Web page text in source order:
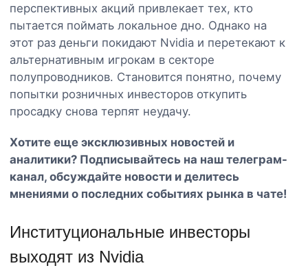
перспективных акций привлекает тех, кто
пытается поймать локальное дно. Однако на
этот раз деньги покидают Nvidia и перетекают к
альтернативным игрокам в секторе
полупроводников. Становится понятно, почему
попытки розничных инвесторов откупить
просадку снова терпят неудачу.
Хотите еще эксклюзивных новостей и
аналитики? Подписывайтесь на наш телеграм-
канал, обсуждайте новости и делитесь
мнениями о последних событиях рынка в чате!
Институциональные инвесторы
выходят из Nvidia